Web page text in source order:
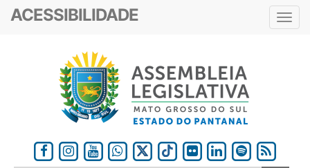
ACESSIBILIDADE